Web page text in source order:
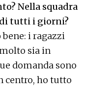
Nella squadra
tutti i giorni?
i ragazzi
sia in
domanda sono
centro, ho tutto